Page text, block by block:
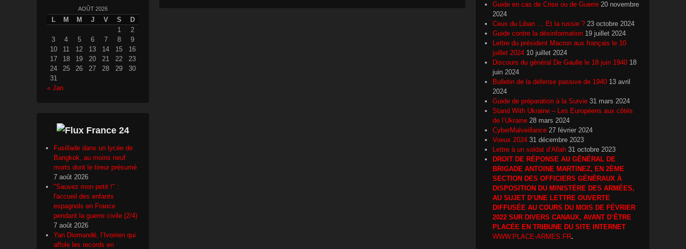
Guide en cas de Crise ou de Guerre 20 novembre
2024
Ceux du Liban … Et la russie ? 23 octobre 2024
Guide contre la désinformation 19 juillet 2024
Lettre du président Macron aux français le 10
juillet 2024 10 juillet 2024
Discours du général De Gaulle le 18 juin 1940 18
juin 2024
Bulletin de la défense passive de 1940 13 avril
2024
Guide de préparation à la Survie 31 mars 2024
Stand With Ukraine – Les Européens aux côtés
de l’Ukraine 28 mars 2024
CyberMalveillance 27 février 2024
Voeux 2024 31 décembre 2023
Lettre à un soldat d’Allah 31 octobre 2023
DROIT DE RÉPONSE AU GÉNÉRAL DE
BRIGADE ANTOINE MARTINEZ, EN 2ÈME
SECTION DES OFFICIERS GÉNÉRAUX À
DISPOSITION DU MINISTÈRE DES ARMÉES,
AU SUJET D’UNE LETTRE OUVERTE
DIFFUSÉE AU COURS DU MOIS DE FÉVRIER
2022 SUR DIVERS CANAUX, AVANT D’ÊTRE
PLACÉE EN TRIBUNE DU SITE INTERNET
WWW.PLACE-ARMES.FR.
AOÛT 2026
L M M J V S
D
1
2
3
4 5 6 7 8
9
10
11 12 13 14 15
16
17
18 19 20 21 22
23
24
25 26 27 28 29
30
31
« Jan
France 24
Fusillade dans un lycée de
Bangkok, au moins neuf
morts dont le tireur présumé
7 août 2026
"Sauvez mon petit !" :
l'accueil des enfants
espagnols en France
pendant la guerre civile (2/4)
7 août 2026
Yan Diomandé, l’Ivoirien qui
affole les records en